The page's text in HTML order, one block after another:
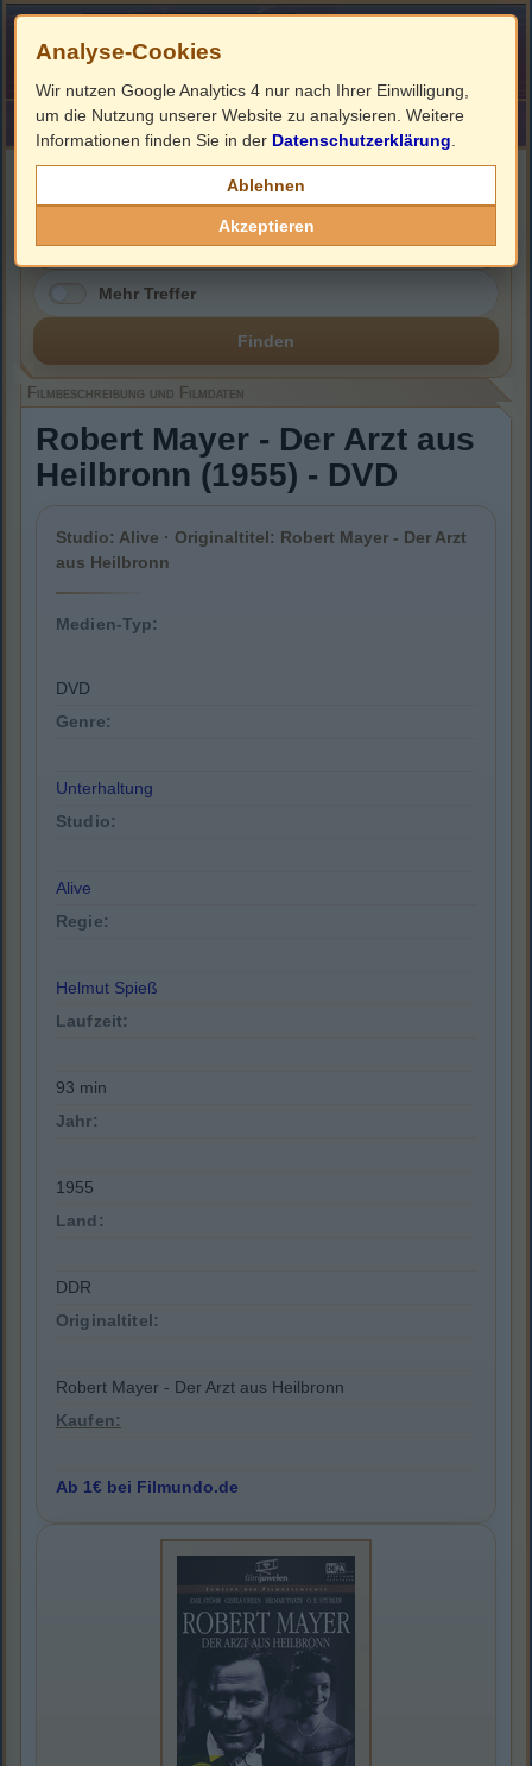
HOME ImpressumLinks
Filmbeschreibung, Cover & DVD Infos
Mehr Treffer
Finden
Filmbeschreibung und Filmdaten
Robert Mayer - Der Arzt aus
Heilbronn (1955) - DVD
Studio: Alive · Originaltitel: Robert Mayer - Der Arzt
aus Heilbronn
Medien-Typ:
DVD
Genre:
Unterhaltung
Studio:
Alive
Regie:
Helmut Spieß
Laufzeit:
93 min
Jahr:
1955
Land:
DDR
Originaltitel:
Robert Mayer - Der Arzt aus Heilbronn
Kaufen:
Ab 1€ bei Filmundo.de
Analyse-Cookies
Wir nutzen Google Analytics 4 nur nach Ihrer Einwilligung,
um die Nutzung unserer Website zu analysieren. Weitere
Informationen finden Sie in der Datenschutzerklärung
Ablehnen
Akzeptieren